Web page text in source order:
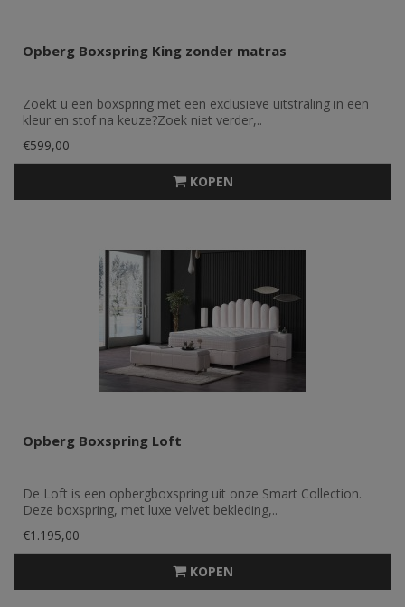
Opberg Boxspring King zonder matras
Zoekt u een boxspring met een exclusieve uitstraling in een
kleur en stof na keuze?Zoek niet verder,..
€599,00
KOPEN
Opberg Boxspring Loft
De Loft is een opbergboxspring uit onze Smart Collection.
Deze boxspring, met luxe velvet bekleding,..
€1.195,00
KOPEN